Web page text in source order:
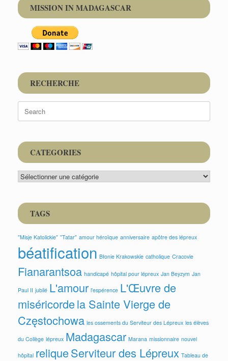
MISSION IN MADAGASCAR
RECHERCHE
Search
for:
CATEGORIES
CATEGORIES
TAGS
"Misje Katolickie" "Tatar" amour héroïque anniversaire apôtre des lépreux
béatification Błonie Krakowskie catholique Cracovie
Fianarantsoa handicapé hôpital pour lépreux Jan Beyzym Jan
Paul II jubilé L'amour l'espérence L'Œuvre de
miséricordela Sainte Vierge de
Częstochowa les ossements du Serviteur des Lépreux les élèves
du Collège lépreux Madagascar Marana missionnaire nouvel
hôpital reliqueServiteur des Lépreux Tableau de